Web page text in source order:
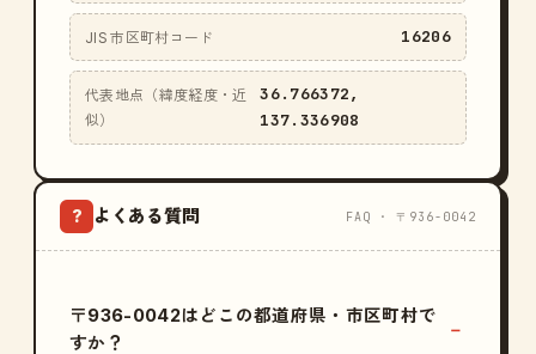
JIS 市区町村コード 16206
代表地点（緯度経度・近
似）
36.766372,
137.336908
? よくある質問 FAQ · 〒936-0042
〒936-0042はどこの都道府県・市区町村で
すか？